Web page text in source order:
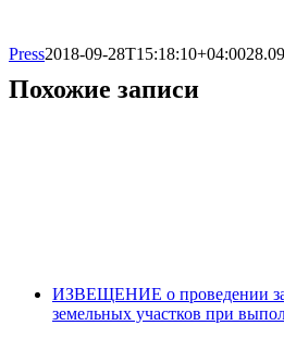
Press2018-09-28T15:18:10+04:00
Похожие записи
ИЗВЕЩЕНИЕ о проведении
земельных участков при